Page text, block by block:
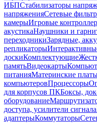
ИБПСтабилизаторы
напряженияСетевые
камерыИгровые
акустикаНаушники и
переходникиЗарядные,
репликаторы
доскиКомплектующие
памятьВидеокарты
питанияМатеринские
компьютеровПроцессоры
для корпусов ПКБоксы,
оборудование
доступа, усилители сигнала
адаптерыКоммутаторы